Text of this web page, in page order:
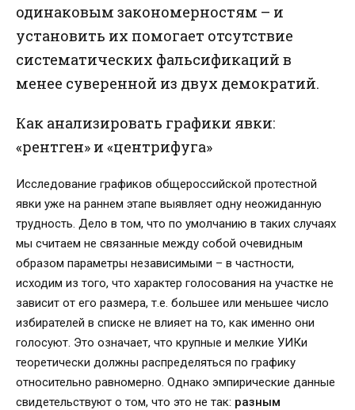
одинаковым закономерностям – и
установить их помогает отсутствие
систематических фальсификаций в
менее суверенной из двух демократий.
Как анализировать графики явки:
«рентген» и «центрифуга»
Исследование графиков общероссийской протестной
явки уже на раннем этапе выявляет одну неожиданную
трудность. Дело в том, что по умолчанию в таких случаях
мы считаем не связанные между собой очевидным
образом параметры независимыми – в частности,
исходим из того, что характер голосования на участке не
зависит от его размера, т.е. большее или меньшее число
избирателей в списке не влияет на то, как именно они
голосуют. Это означает, что крупные и мелкие УИКи
теоретически должны распределяться по графику
относительно равномерно. Однако эмпирические данные
свидетельствуют о том, что это не так: разным